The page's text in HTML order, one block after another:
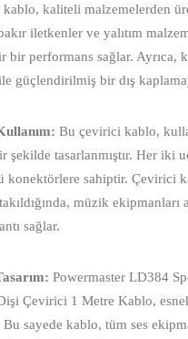
kaliteli malzemelerden
iletkenler ve yalıtım
bir performans sağlar. Ayrıca,
güçlendirilmiş bir dış
Bu çevirici kablo,
şekilde tasarlanmıştır. Her iki
konektörlere sahiptir. Çevirici
müzik ekipmanları
sağlar.
Powermaster LD384
Çevirici 1 Metre Kablo,
Bu sayede kablo, tüm ses